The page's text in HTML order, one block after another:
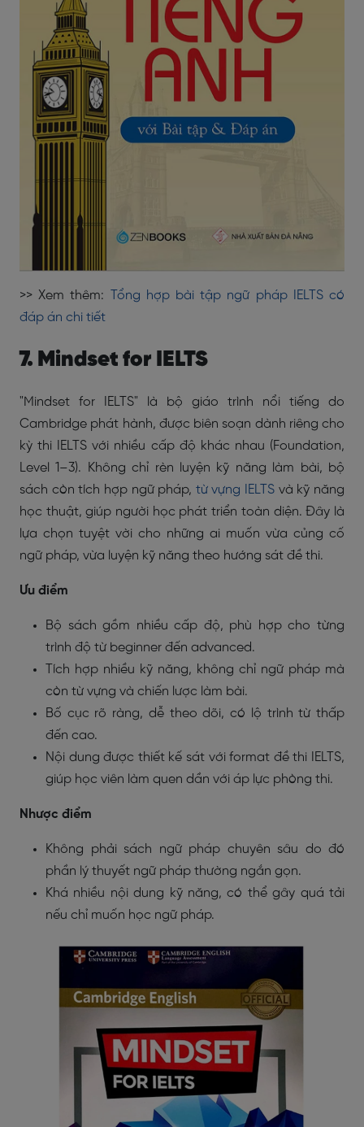
>> Xem thêm:
Tổng hợp bài tập ngữ pháp IELTS có
đáp án chi tiết
7. Mindset for IELTS
"Mindset for IELTS" là bộ giáo trình nổi tiếng do
Cambridge phát hành, được biên soạn dành riêng cho
kỳ thi IELTS với nhiều cấp độ khác nhau (Foundation,
Level 1–3). Không chỉ rèn luyện kỹ năng làm bài, bộ
sách còn tích hợp ngữ pháp, từ vựng IELTS và kỹ năng
học thuật, giúp người học phát triển toàn diện. Đây là
lựa chọn tuyệt vời cho những ai muốn vừa củng cố
ngữ pháp, vừa luyện kỹ năng theo hướng sát đề thi.
Ưu điểm
Bộ sách gồm nhiều cấp độ, phù hợp cho từng
trình độ từ beginner đến advanced.
Tích hợp nhiều kỹ năng, không chỉ ngữ pháp mà
còn từ vựng và chiến lược làm bài.
Bố cục rõ ràng, dễ theo dõi, có lộ trình từ thấp
đến cao.
Nội dung được thiết kế sát với format đề thi IELTS,
giúp học viên làm quen dần với áp lực phòng thi.
Nhược điểm
Không phải sách ngữ pháp chuyên sâu do đó
phần lý thuyết ngữ pháp thường ngắn gọn.
Khá nhiều nội dung kỹ năng, có thể gây quá tải
nếu chỉ muốn học ngữ pháp.